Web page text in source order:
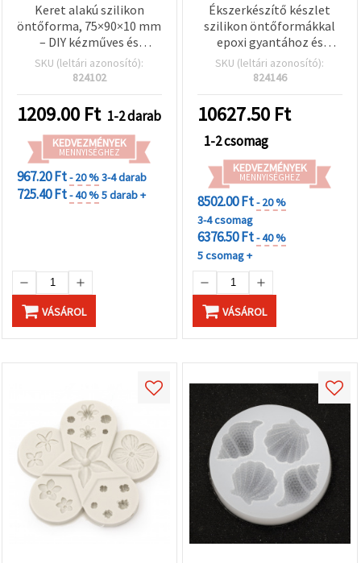
Keret alakú szilikon
öntőforma, 75×90×10 mm
– DIY kézműves és
dekorációs projektekhez
SKU (leltári azonosító):
824102
1209.00 Ft 1-2 darab
KEDVEZMÉNYEK
MENNYISÉGHEZ
967.20 Ft- 20 %3-4 darab
725.40 Ft- 40 %5 darab +
VÁSÁROL
Ékszerkészítő készlet
szilikon öntőformákkal
epoxi gyantához és
kézműves
eszközkészlettel
SKU (leltári azonosító):
824146
10627.50 Ft
1-2 csomag
KEDVEZMÉNYEK
MENNYISÉGHEZ
8502.00 Ft- 20 %
3-4 csomag
6376.50 Ft- 40 %
5 csomag +
VÁSÁROL